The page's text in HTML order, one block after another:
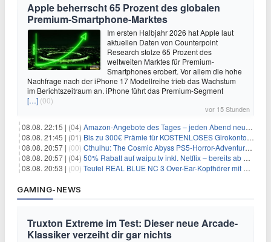
Apple beherrscht 65 Prozent des globalen
Premium-Smartphone-Marktes
Im ersten Halbjahr 2026 hat Apple laut
aktuellen Daten von Counterpoint
Research stolze 65 Prozent des
weltweiten Marktes für Premium-
Smartphones erobert. Vor allem die hohe
Nachfrage nach der iPhone 17 Modellreihe trieb das Wachstum
im Berichtszeitraum an. iPhone führt das Premium-Segment
[…] (00)
vor 15 Stunden
08.08. 22:15 | (04) Amazon-Angebote des Tages – jeden Abend neue Deals zum Stöbern
08.08. 21:45 | (01) Bis zu 300€ Prämie für KOSTENLOSES Girokonto bei der Santander – 50€ schon nach 1 Woche!
08.08. 20:57 | (00) Cthulhu: The Cosmic Abyss PS5-Horror-Adventure für 27,99€
08.08. 20:57 | (04) 50% Rabatt auf waipu.tv inkl. Netflix – bereits ab 9€/Monat (statt 17,99€)
08.08. 20:53 | (00) Teufel REAL BLUE NC 3 Over-Ear-Kopfhörer mit ANC für 149,99€
GAMING-NEWS
Truxton Extreme im Test: Dieser neue Arcade-
Klassiker verzeiht dir gar nichts